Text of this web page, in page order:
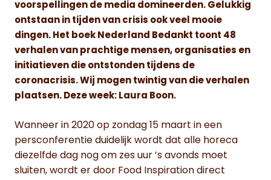
voorspellingen de media domineerden. Gelukkig
ontstaan in tijden van crisis ook veel mooie
dingen. Het boek Nederland Bedankt toont 48
verhalen van prachtige mensen, organisaties en
initiatieven die ontstonden tijdens de
coronacrisis. Wij mogen twintig van die verhalen
plaatsen. Deze week: Laura Boon.
Wanneer in 2020 op zondag 15 maart in een
persconferentie duidelijk wordt dat alle horeca
diezelfde dag nog om zes uur ’s avonds moet
sluiten, wordt er door Food Inspiration direct